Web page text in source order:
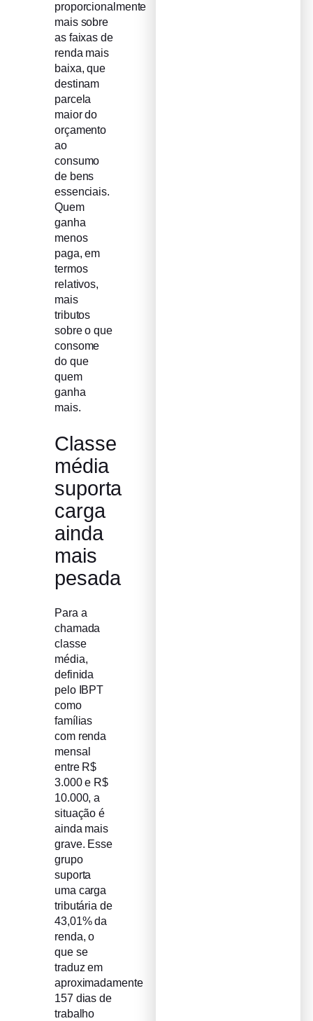
proporcionalmente
mais sobre
as faixas de
renda mais
baixa, que
destinam
parcela
maior do
orçamento
ao
consumo
de bens
essenciais.
Quem
ganha
menos
paga, em
termos
relativos,
mais
tributos
sobre o que
consome
do que
quem
ganha
mais.
Classe
média
suporta
carga
ainda
mais
pesada
Para a
chamada
classe
média,
definida
pelo IBPT
como
famílias
com renda
mensal
entre R$
3.000 e R$
10.000, a
situação é
ainda mais
grave. Esse
grupo
suporta
uma carga
tributária de
43,01% da
renda, o
que se
traduz em
aproximadamente
157 dias de
trabalho